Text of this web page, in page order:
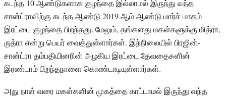
கடந்த 10 ஆண்டுகளாக குழந்தை இல்லாமல் இருந்து வந்த
சான்ட்ராவிற்கு கடந்த ஆண்டு 2019 ஆம் ஆண்டு மார்ச் மாதம்
இரட்டை குழந்தை பிறந்தது. மேலும், தங்களது மகள்களுக்கு மித்ரா,
ருத்ரா என்று பெயர் வைத்துள்ளார்கள். இந்நிலையில் பிரஜின்-
சான்ட்ரா தம்பதியினரின் அழகிய இரட்டை தேவதைகளின்
இரண்டாம் பிறந்தநாளை கொண்டாடியுள்ளார்கள்.
அது நாள் வரை மகள்களின் முகத்தை காட்டாமல் இருந்து வந்த